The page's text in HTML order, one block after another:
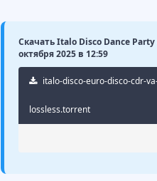
Скачать Italo Disco Dance
октября 2025 в 12:59
italo-disco-euro-disco-cdr-
lossless.torrent